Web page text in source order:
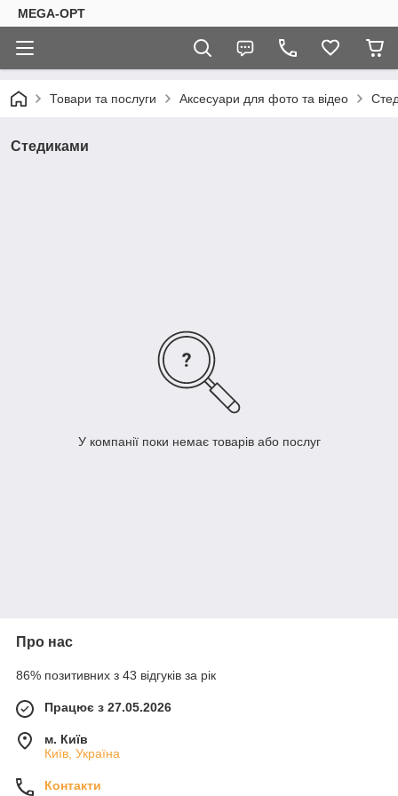
MEGA-OPT
Товари та послуги Аксесуари для фото та відео
Стедиками
У компанії поки немає товарів або послуг
Про нас
86% позитивних з 43 відгуків за рік
Працює з 27.05.2026
м. Київ
Київ, Україна
Контакти